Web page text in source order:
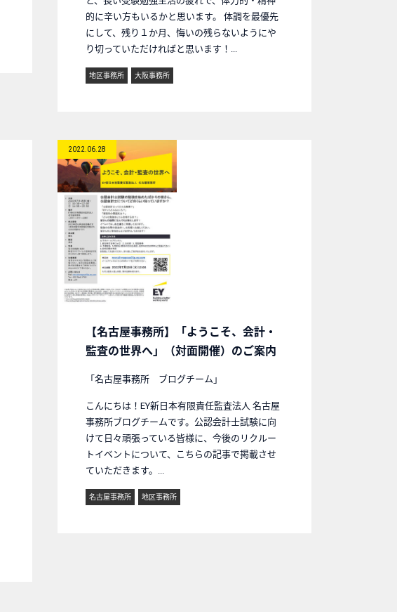
的に辛い方もいるかと思います。 体調を最優先
にして、残り１か月、悔いの残らないようにや
り切っていただければと思います！...
地区事務所 大阪事務所
2022.06.28
【名古屋事務所】「ようこそ、会計・
監査の世界へ」（対面開催）のご案内
「名古屋事務所 ブログチーム」
こんにちは！EY新日本有限責任監査法人 名古屋
事務所ブログチームです。公認会計士試験に向
けて日々頑張っている皆様に、今後のリクルー
トイベントについて、こちらの記事で掲載させ
ていただきます。...
名古屋事務所 地区事務所